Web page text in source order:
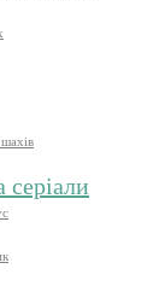
шахів
серіали